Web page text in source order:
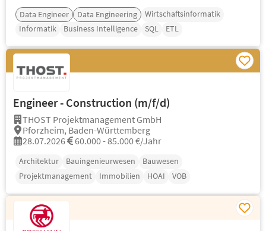
Data Engineer Data Engineering
Wirtschaftsinformatik
Informatik
Business Intelligence SQL ETL
Engineer - Construction (m/f/d)
THOST Projektmanagement GmbH
Pforzheim, Baden-Württemberg
28.07.2026
60.000 - 85.000 €/Jahr
Architektur Bauingenieurwesen
Bauwesen
Projektmanagement
Immobilien HOAI VOB